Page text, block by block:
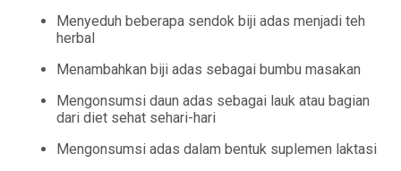
Menyeduh beberapa sendok biji adas menjadi teh
herbal
Menambahkan biji adas sebagai bumbu masakan
Mengonsumsi daun adas sebagai lauk atau bagian
dari diet sehat sehari-hari
Mengonsumsi adas dalam bentuk suplemen laktasi